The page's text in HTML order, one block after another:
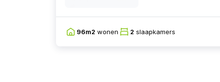
96m2 wonen 2 slaapkamers